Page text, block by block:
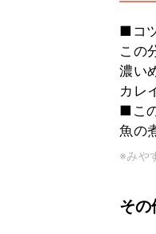
■コ
この
濃い
カレ
■こ
魚の
※みや
その